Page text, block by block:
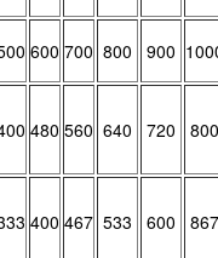
600 700 800 900
480 560 640 720 800
400 467 533 600 867